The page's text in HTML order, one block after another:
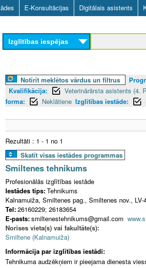
Skip
to
main
content
E-Konsultācijas Digitālais asistents
Izglītības iespējas
Notīrīt meklētos vārdus un filtrus
Kvalifikācija:
Veterinārārsta asistents (4.
forma:
Neklātiene Izglītības iestāde:
Rezultāti : 1 - 1 no 1
Skatīt visas iestādes programmas
Smiltenes tehnikums
Profesionālās izglītības iestāde
Iestādes tips:Tehnikums
Kalnamuiža, Smiltenes pag., Smiltenes nov., LV-
Tel:26160229; 26183654
E-pasts:smiltenestehnikums@gmail.com
Norises vieta(s) vai fakultāte(s):
Smiltene (Kalnamuiža)
Informācija par izglītības iestādi:
Tehnikuma audzēkņiem ir pieejama dienesta